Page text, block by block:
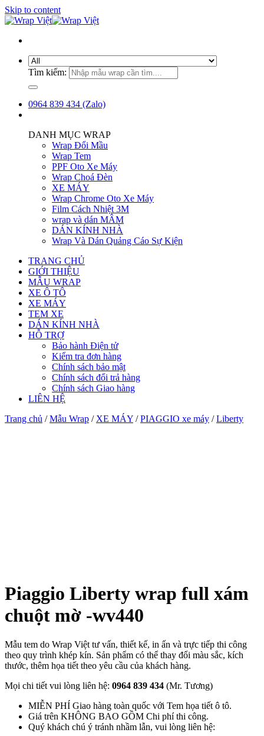
Skip to content
Tìm kiếm:
0964 839 434 (Zalo)
DANH MỤC WRAP
Wrap Đổi Mầu
Wrap Tem
PPF Oto Xe Máy
Wrap Choá Đèn
XE MÁY
Wrap Chrome Oto Xe Máy
Film Cách Nhiệt 3M
wrap và dán MÂM
DÁN KÍNH NHÀ
Wrap Và Dán Quảng Cáo Sự Kiện
TRANG CHỦ
GIỚI THIỆU
MẪU WRAP
XE Ô TÔ
XE MÁY
TEM XE
DÁN KÍNH NHÀ
HỖ TRỢ
Bảo hành Điện tử
Kiểm tra đơn hàng
Chính sách bảo mật
Chính sách đổi trả hàng
Chính sách Giao hàng
LIÊN HỆ
Trang chủ / Mẫu Wrap / XE MÁY / PIAGGIO xe máy / Liberty
Piaggio Liberty wrap full xám
chuột mờ -wv440
Mẫu tem do Wrap Việt tư vấn, thiết kế, in ấn và trực tiếp thi công
theo quy trình khép kín. Sản phẩm có thể thay đổi màu sắc, kích
thước, thêm họa tiết theo yêu cầu của khách hàng.
Mọi chi tiết vui lòng liên hệ: 0964 839 434 (Mr. Tương)
MIỄN PHÍ Giao hàng toàn quốc với Tem họa tiết ô tô.
Giá trên KHÔNG BAO GỒM Chi phí thi công.
Quý khách chú ý tránh nhầm lẫn, vui lòng liên hệ: